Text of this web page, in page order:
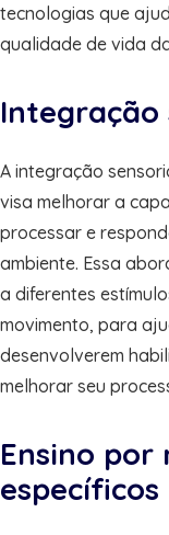
tecnologias que
qualidade de vida
Integração
A integração
visa melhorar a
processar e
ambiente. Essa
a diferentes
movimento, para
desenvolverem
melhorar seu
Ensino por
específicos